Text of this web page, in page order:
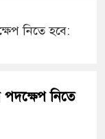
নিতে হবে:
পদক্ষেপ নিতে